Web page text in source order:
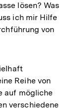
lösen? Was
ich mir Hilfe
von
Reihe von
auf mögliche
verschiedene